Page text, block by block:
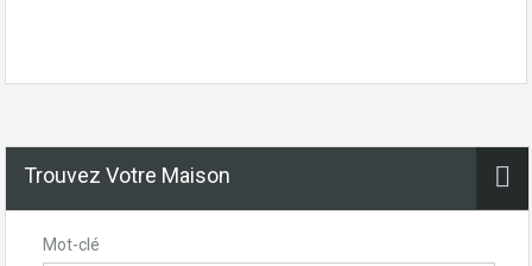
Trouvez Votre Maison
Mot-clé